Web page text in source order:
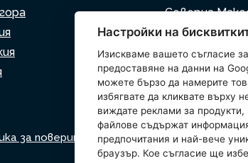
Северна
Сърбия
Словения
за поверителност Политика за
Настройки на
Изискваме вашето съгласие за
предоставяне на данни на
можете бързо да намерите
избягвате да кликвате върху
виждате реклами за
файлове съдържат
предпочитания и най-вече
браузър. Кое съгласие ще